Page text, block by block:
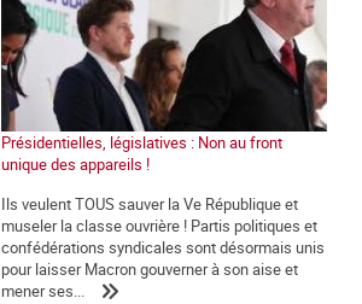
Présidentielles, législatives : Non au front
unique des appareils !
Ils veulent TOUS sauver la Ve République et
museler la classe ouvrière ! Partis politiques et
confédérations syndicales sont désormais unis
pour laisser Macron gouverner à son aise et
mener ses...